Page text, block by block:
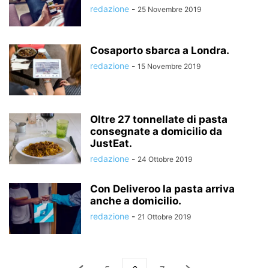
redazione - 25 Novembre 2019
Cosaporto sbarca a Londra.
redazione - 15 Novembre 2019
Oltre 27 tonnellate di pasta
consegnate a domicilio da
JustEat.
redazione - 24 Ottobre 2019
Con Deliveroo la pasta arriva
anche a domicilio.
redazione - 21 Ottobre 2019